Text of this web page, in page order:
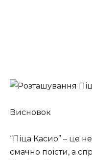
Висновок
“Піца Касио” – це
смачно поїсти, а